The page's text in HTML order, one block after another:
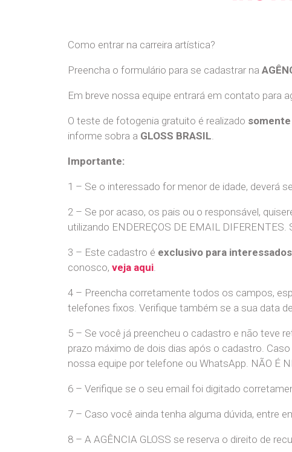
Como entrar na carreira artística?
Preencha o formulário para se cadastrar na
Em breve nossa equipe entrará em contato para
O teste de fotogenia gratuito é realizado
informe sobra a GLOSS BRASIL
Importante:
1 – Se o interessado for menor de idade, deverá
2 – Se por acaso, os pais ou o responsável,
utilizando ENDEREÇOS DE EMAIL
3 – Este cadastro é exclusivo para
conosco, veja aqui
4 – Preencha corretamente todos os campos,
telefones fixos. Verifique também se a sua data
5 – Se você já preencheu o cadastro e não teve
prazo máximo de dois dias após o cadastro.
nossa equipe por telefone ou WhatsApp. NÃO É
6 – Verifique se o seu email foi digitado
7 – Caso você ainda tenha alguma dúvida, entre
8 – A AGÊNCIA GLOSS se reserva o direito de